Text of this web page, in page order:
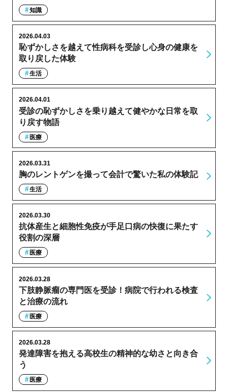
知識
恥ずかしさを越えて性病科を受診し心身の健康を
取り戻した体験
2026.04.03
生活
受診の恥ずかしさを乗り越えて健やかな日常を取
り戻す物語
2026.04.01
医療
胸のレントゲンを撮って会計で驚いた私の体験記
2026.03.31
生活
抗体産生と細胞性免疫が手足口病の快復に果たす
役割の深層
2026.03.30
医療
下肢静脈瘤の専門医を受診！病院で行われる検査
と治療の流れ
2026.03.28
医療
発達障害を抱える高校生の精神的な幼さと向き合
う
2026.03.28
医療